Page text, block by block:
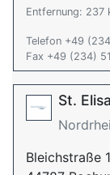
Entfernung: 237
Telefon +49
Fax +49 (234)
St.
Bleichstraße